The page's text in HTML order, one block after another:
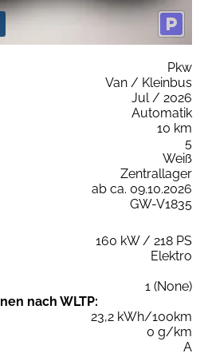
Pkw
Van / Kleinbus
Jul / 2026
Automatik
10 km
5
Weiß
Zentrallager
ab ca. 09.10.2026
GW-V1835
160 kW / 218 PS
Elektro
1 (None)
nach WLTP:
23,2 kWh/100km
0 g/km
A